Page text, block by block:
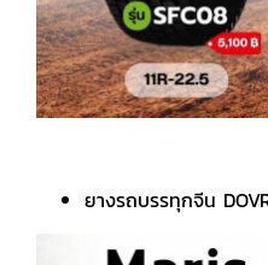
ยางรถบรรทุกจีน